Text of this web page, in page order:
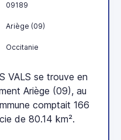
09189
Ariège (09)
Occitanie
VALS se trouve en
Ariège (09), au
comptait 166
de 80.14 km².